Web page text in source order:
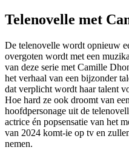
Telenovelle met
De telenovelle wordt opnieuw
overgoten wordt met een
van deze serie met Camille
het verhaal van een bijzonder
dat verplicht wordt haar talent
Hoe hard ze ook droomt van
hoofdpersonage uit de
actrice én popsensatie van het
van 2024 komt-ie op tv en
nemen.